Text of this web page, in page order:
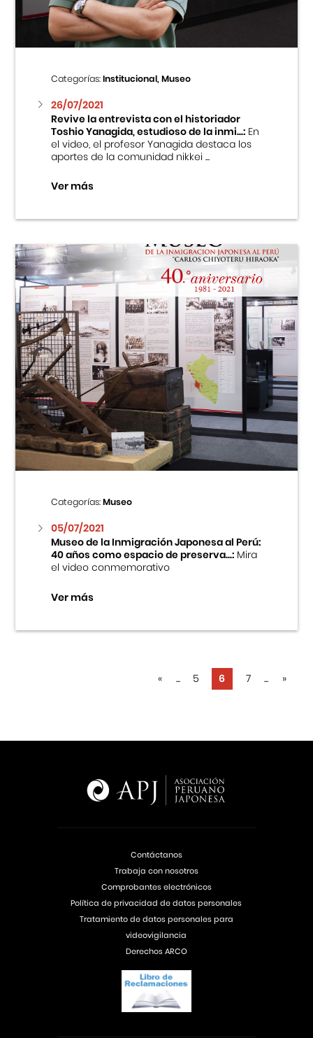
Categorías:Institucional, Museo
26/07/2021
Revive la entrevista con el historiador
Toshio Yanagida, estudioso de la inmi...:En
el video, el profesor Yanagida destaca los
aportes de la comunidad nikkei ...
Ver más
Categorías:Museo
05/07/2021
Museo de la Inmigración Japonesa al Perú:
40 años como espacio de preserva...:Mira
el video conmemorativo
Ver más
« ... 5 6 7 ... »
Contáctanos
Trabaja con nosotros
Comprobantes electrónicos
Política de privacidad de datos personales
Tratamiento de datos personales para
videovigilancia
Derechos ARCO